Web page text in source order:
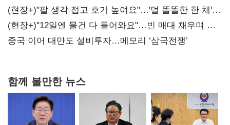
숙제
(현장+)"팔 생각 접고 호가 높여요"…'덜 똘똘한 한 채'
20억 키맞추기
(현장+)"12일엔 물건 다 들어와요"…빈 매대 채우며 문
연 홈플러스
중국 이어 대만도 설비투자…메모리 ‘삼국전쟁’
함께 볼만한 뉴스